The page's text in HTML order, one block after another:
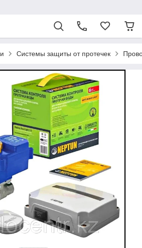
Системы защиты от протечек